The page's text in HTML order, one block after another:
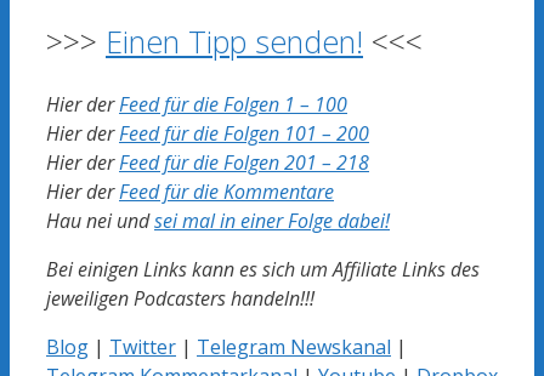
>>> Einen Tipp senden! <<<
Hier derFeed für die Folgen 1 – 100
Hier derFeed für die Folgen 101 – 200
Hier derFeed für die Folgen 201 – 218
Hier derFeed für die Kommentare
Hau nei undsei mal in einer Folge dabei!
Bei einigen Links kann es sich um Affiliate Links des
jeweiligen Podcasters handeln!!!
Blog | Twitter | Telegram Newskanal |